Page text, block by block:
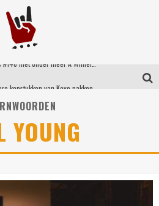
YOUNG